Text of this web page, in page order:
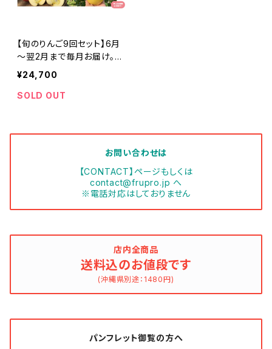
【旬のりんご9回セット】6月
～翌2月まで毎月お届け。年
中りんごに困りません #NZ
D0B030
¥24,700
SOLD OUT
お問い合わせは
【CONTACT】ページもしくは
contact@frupro.jp へ
※電話対応はしておりません
店内全商品
送料込のお値段です
(沖縄県別途：1480円)
パンフレット御覧の方へ